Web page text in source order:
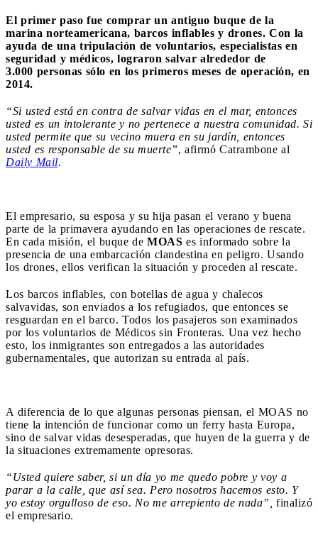
El primer paso fue comprar un antiguo buque de la
marina norteamericana, barcos inflables y drones. Con la
ayuda de una tripulación de voluntarios, especialistas en
seguridad y médicos, lograron salvar alrededor de
3.000 personas sólo en los primeros meses de operación, en
2014.
“Si usted está en contra de salvar vidas en el mar, entonces
usted es un intolerante y no pertenece a nuestra comunidad. Si
usted permite que su vecino muera en su jardín, entonces
usted es responsable de su muerte”, afirmó Catrambone al
Daily Mail.
El empresario, su esposa y su hija pasan el verano y buena
parte de la primavera ayudando en las operaciones de rescate.
En cada misión, el buque de MOAS es informado sobre la
presencia de una embarcación clandestina en peligro. Usando
los drones, ellos verifican la situación y proceden al rescate.
Los barcos inflables, con botellas de agua y chalecos
salvavidas, son enviados a los refugiados, que entonces se
resguardan en el barco. Todos los pasajeros son examinados
por los voluntarios de Médicos sin Fronteras. Una vez hecho
esto, los inmigrantes son entregados a las autoridades
gubernamentales, que autorizan su entrada al país.
A diferencia de lo que algunas personas piensan, el MOAS no
tiene la intención de funcionar como un ferry hasta Europa,
sino de salvar vidas desesperadas, que huyen de la guerra y de
la situaciones extremamente opresoras.
“Usted quiere saber, si un día yo me quedo pobre y voy a
parar a la calle, que así sea. Pero nosotros hacemos esto. Y
yo estoy orgulloso de eso. No me arrepiento de nada”,
finalizó
el empresario.